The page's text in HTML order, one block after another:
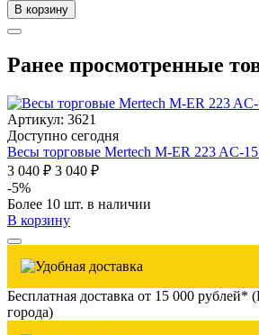
В корзину
Ранее просмотренные
Артикул: 3621
Доступно сегодня
Весы торговые Mertech M-ER 223 AC-
3 040 ₽ 3 040 ₽
-5%
Более 10 шт. в наличии
В корзину
Бесплатная доставка от 15 000 рублей*
города)